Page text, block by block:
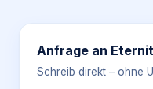
Anfrage an
Schreib direkt – ohne